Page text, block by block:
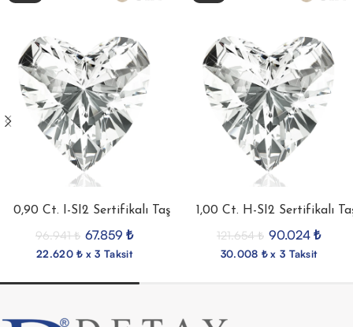
0,90 Ct. I-SI2 Sertifikalı Taş
96.941₺ 67.859 ₺
22.620 ₺ x 3 Taksit
1,00 Ct. H-SI2 Sertifikalı
121.654₺ 90.024 ₺
30.008 ₺ x 3 Taksit